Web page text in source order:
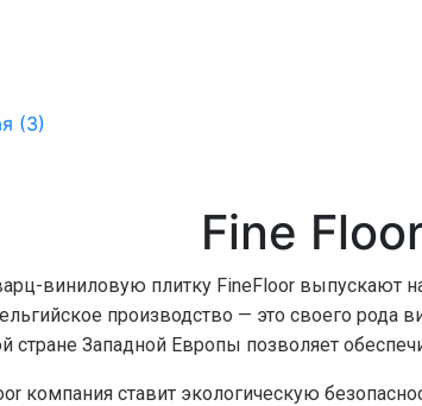
(3)
Fine
виниловую плитку FineFloor выпускают
производство — это своего рода
Западной Европы позволяет
компания ставит экологическую